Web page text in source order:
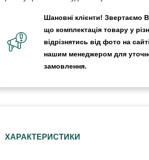
Шановні клієнти! Звертаємо
що комплектація товару у
відрізнятись від фото на
нашим менеджером для
замовлення.
ХАРАКТЕРИСТИКИ